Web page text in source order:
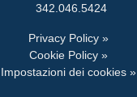
342.046.5424
Privacy Policy »
Cookie Policy »
Impostazioni dei cookies »